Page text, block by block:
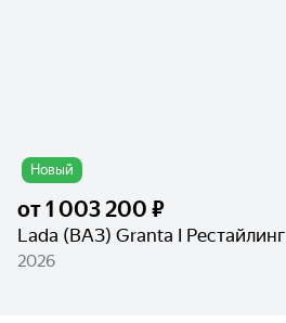
Новый
от1 003 200 ₽
Lada (ВАЗ) Granta I Рестайлинг
2026